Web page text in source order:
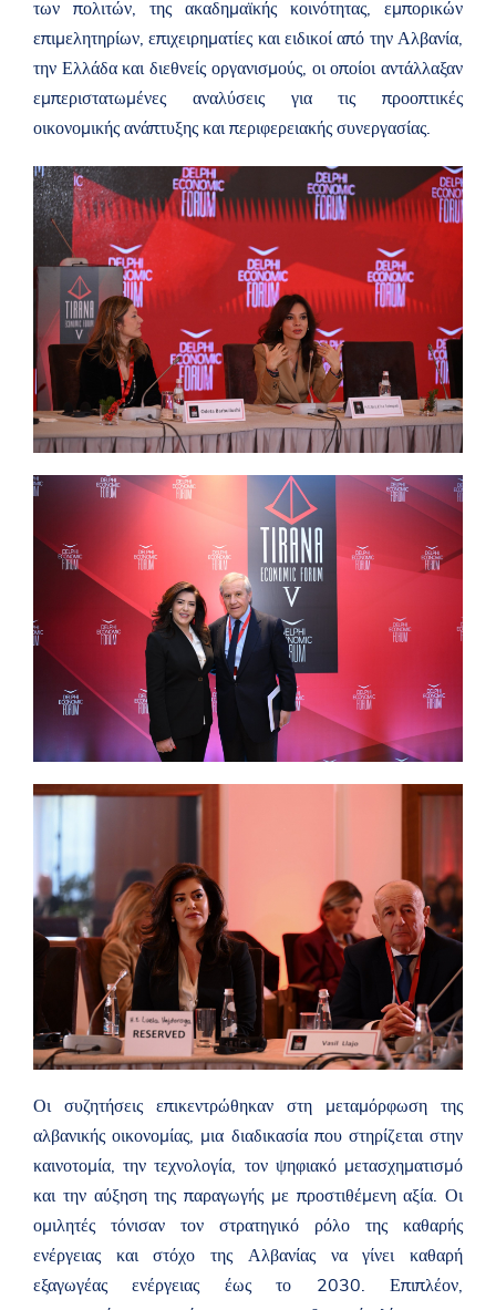
των πολιτών, της ακαδημαϊκής κοινότητας, εμπορικών
επιμελητηρίων, επιχειρηματίες και ειδικοί από την Αλβανία,
την Ελλάδα και διεθνείς οργανισμούς, οι οποίοι αντάλλαξαν
εμπεριστατωμένες αναλύσεις για τις προοπτικές
οικονομικής ανάπτυξης και περιφερειακής συνεργασίας.
Οι συζητήσεις επικεντρώθηκαν στη μεταμόρφωση της
αλβανικής οικονομίας, μια διαδικασία που στηρίζεται στην
καινοτομία, την τεχνολογία, τον ψηφιακό μετασχηματισμό
και την αύξηση της παραγωγής με προστιθέμενη αξία. Οι
ομιλητές τόνισαν τον στρατηγικό ρόλο της καθαρής
ενέργειας και στόχο της Αλβανίας να γίνει καθαρή
εξαγωγέας ενέργειας έως το 2030. Επιπλέον,